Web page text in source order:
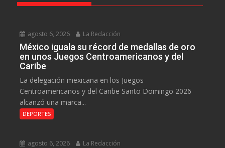
agosto 6, 2026 La Redacción
México iguala su récord de medallas de oro
en unos Juegos Centroamericanos y del
Caribe
La delegación mexicana en los Juegos
Centroamericanos y del Caribe Santo Domingo 2026
alcanzó una marca...
DEPORTES
agosto 6, 2026 La Redacción